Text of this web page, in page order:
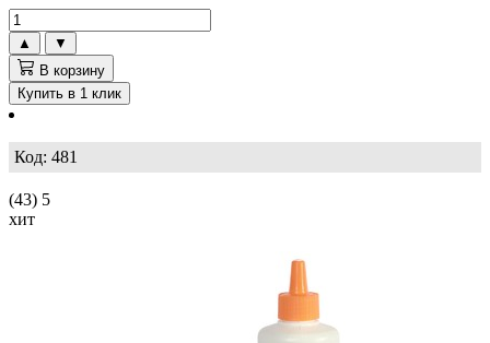
▲
▼
В корзину
Купить в 1 клик
Код: 481
(43) 5
хит